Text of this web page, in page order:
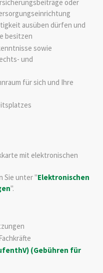
oder
ausüben dürfen und
besitzen
sowie
und
für sich und Ihre
mit elektronischen
Sie unter "Elektronischen
".
(Gebühren für